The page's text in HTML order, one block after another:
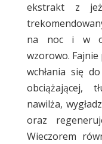
ekstrakt z
na noc i w
wzorowo.
wchłania się
obciążającej,
nawilża,
oraz
Wieczorem